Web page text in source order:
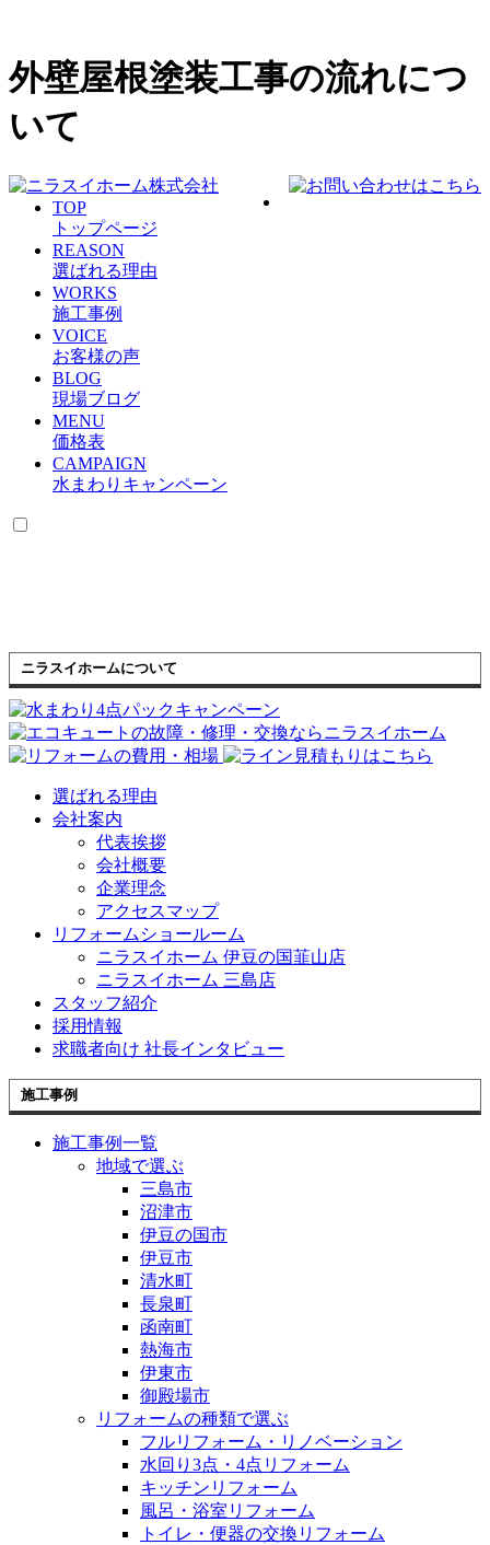
外壁屋根塗装工事の流れにつ
いて
TOP
トップページ
REASON
選ばれる理由
WORKS
施工事例
VOICE
お客様の声
BLOG
現場ブログ
MENU
価格表
CAMPAIGN
水まわりキャンペーン
ニラスイホームについて
選ばれる理由
会社案内
代表挨拶
会社概要
企業理念
アクセスマップ
リフォームショールーム
ニラスイホーム 伊豆の国韮山店
ニラスイホーム 三島店
スタッフ紹介
採用情報
求職者向け 社長インタビュー
施工事例
施工事例一覧
地域で選ぶ
三島市
沼津市
伊豆の国市
伊豆市
清水町
長泉町
函南町
熱海市
伊東市
御殿場市
リフォームの種類で選ぶ
フルリフォーム・リノベーション
水回り3点・4点リフォーム
キッチンリフォーム
風呂・浴室リフォーム
トイレ・便器の交換リフォーム